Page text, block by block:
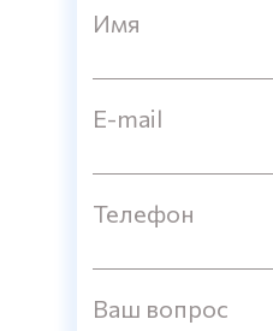
Имя
E-mail
Телефон
Ваш вопрос